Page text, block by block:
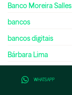
WHATSAPP
Banco Moreira Salles
bancos
bancos digitais
Bárbara Lima
Barbara Rodrigues